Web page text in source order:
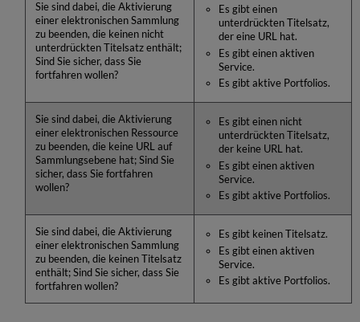
Sie sind dabei, die Aktivierung
einer elektronischen Sammlung
zu beenden, die keinen nicht
unterdrückten Titelsatz enthält;
Sind Sie sicher, dass Sie
fortfahren wollen?
Es gibt einen
unterdrückten Titelsatz,
der eine URL hat.
Es gibt einen aktiven
Service.
Es gibt aktive Portfolios.
Sie sind dabei, die Aktivierung
einer elektronischen Ressource
zu beenden, die keine URL auf
Sammlungsebene hat; Sind Sie
sicher, dass Sie fortfahren
wollen?
Es gibt einen nicht
unterdrückten Titelsatz,
der keine URL hat.
Es gibt einen aktiven
Service.
Es gibt aktive Portfolios.
Sie sind dabei, die Aktivierung
einer elektronischen Sammlung
zu beenden, die keinen Titelsatz
enthält; Sind Sie sicher, dass Sie
fortfahren wollen?
Es gibt keinen Titelsatz.
Es gibt einen aktiven
Service.
Es gibt aktive Portfolios.